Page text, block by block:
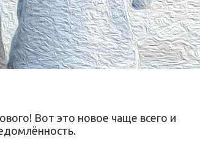
Вот это новое чаще всего и